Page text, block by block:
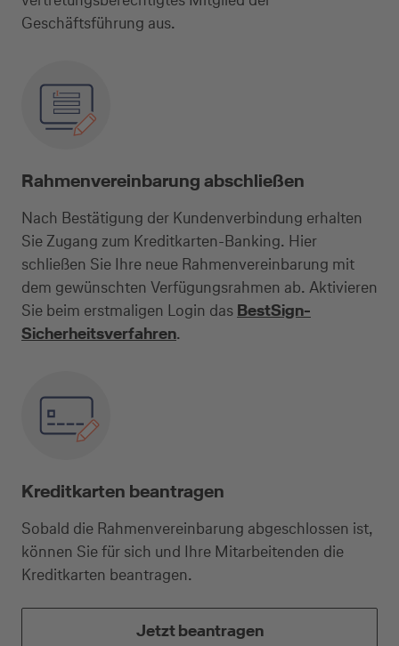
Geschäftsführung aus.
Rahmenvereinbarung abschließen
Nach Bestätigung der Kundenverbindung erhalten
Sie Zugang zum Kreditkarten-Banking. Hier
schließen Sie Ihre neue Rahmenvereinbarung mit
dem gewünschten Verfügungsrahmen ab. Aktivieren
Sie beim erstmaligen Login das BestSign-
Sicherheitsverfahren.
Kreditkarten beantragen
Sobald die Rahmenvereinbarung abgeschlossen ist,
können Sie für sich und Ihre Mitarbeitenden die
Kreditkarten beantragen.
Jetzt beantragen
Kreditkarte beantragen
Suchen Sie eine Kreditkarte für die geschäftliche
Unternehmen beantragen?​
Über die Auswahl gelangen Sie direkt in den
gewünschten Antrag.
Geschäftliche Nutzung
(z.B. Gewerbetreibender, Handwerker,
Freiberufler)
Unternehmen
(z.B. e.K., Personengesellschaft (inkl. GbR),
GmbH)